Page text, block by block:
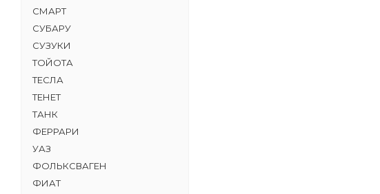
СМАРТ
СУБАРУ
СУЗУКИ
ТОЙОТА
ТЕСЛА
ТЕНЕТ
ТАНК
ФЕРРАРИ
УАЗ
ФОЛЬКСВАГЕН
ФИАТ